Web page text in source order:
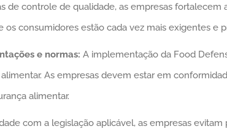
de controle de qualidade, as empresas
consumidores estão cada vez mais exigentes
e normas: A implementação da Food
As empresas devem estar em
alimentar.
com a legislação aplicável, as empresas